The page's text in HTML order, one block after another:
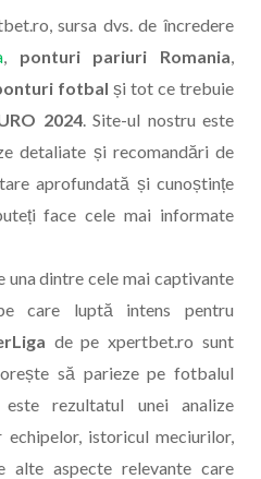
sursa dvs. de încredere
, ponturi pariuri Romania,
fotbal și tot ce trebuie
2024. Site-ul nostru este
detaliate și recomandări de
aprofundată și cunoștințe
face cele mai informate
dintre cele mai captivante
care luptă intens pentru
de pe xpertbet.ro sunt
să parieze pe fotbalul
rezultatul unei analize
istoricul meciurilor,
aspecte relevante care